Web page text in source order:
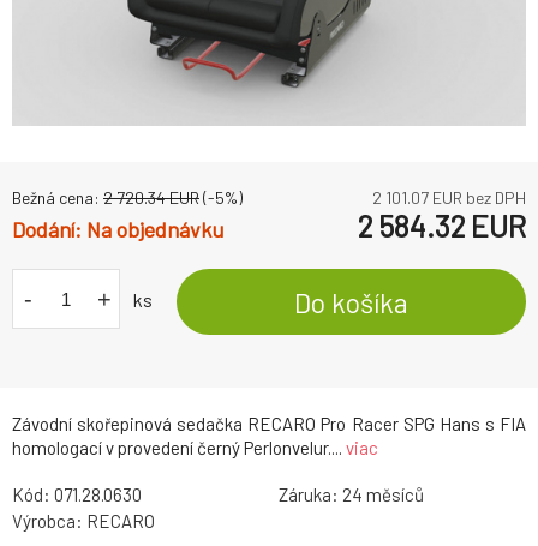
Závodní skořepinová sedačka RECARO Pro Racer SPG Hans s FIA
homologací v provedení černý Perlonvelur.... viac
Bežná cena: 2 720.34EUR(-5%) 2 101.07 EUR bez DPH
Na objednávku 2 584.32 EUR
- + ks Do košíka
Kód: 071.28.0630 Záruka: 24
Výrobca: RECARO